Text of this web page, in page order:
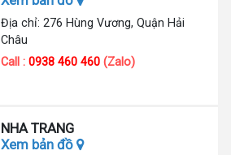
Địa chỉ: 276 Hùng Vương, Quận Hải
Châu
Call :0938 460 460 (Zalo)
NHA TRANG
Xem bản đồ